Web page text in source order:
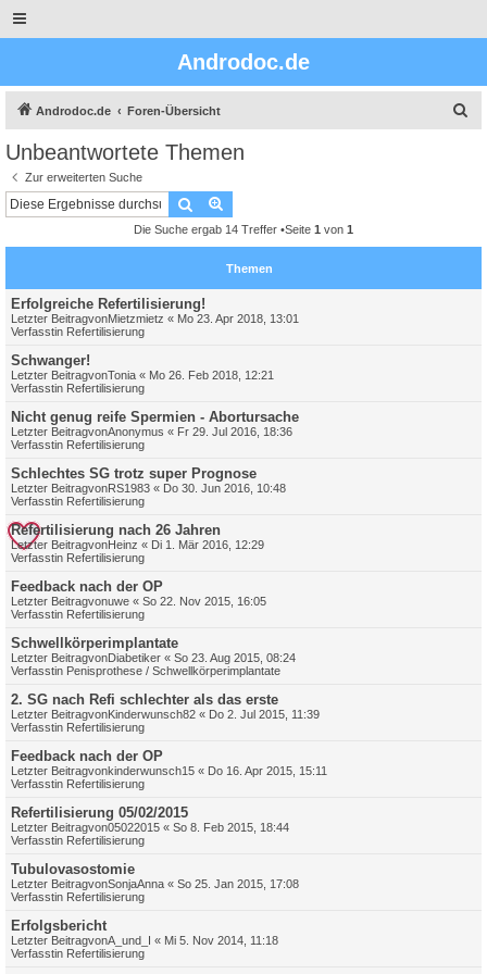
Androdoc.de
Androdoc.de Foren-Übersicht
Unbeantwortete Themen
Zur erweiterten Suche
Suche
Die Suche ergab 14 Treffer •Seite 1 von 1
Themen
Erfolgreiche Refertilisierung!
Letzter BeitragvonMietzmietz « Mo 23. Apr 2018, 13:01
Verfasstin Refertilisierung
Schwanger!
Letzter BeitragvonTonia « Mo 26. Feb 2018, 12:21
Verfasstin Refertilisierung
Nicht genug reife Spermien - Abortursache
Letzter BeitragvonAnonymus « Fr 29. Jul 2016, 18:36
Verfasstin Refertilisierung
Schlechtes SG trotz super Prognose
Letzter BeitragvonRS1983 « Do 30. Jun 2016, 10:48
Verfasstin Refertilisierung
Refertilisierung nach 26 Jahren
Letzter BeitragvonHeinz « Di 1. Mär 2016, 12:29
Verfasstin Refertilisierung
Feedback nach der OP
Letzter Beitragvonuwe « So 22. Nov 2015, 16:05
Verfasstin Refertilisierung
Schwellkörperimplantate
Letzter BeitragvonDiabetiker « So 23. Aug 2015, 08:24
Verfasstin Penisprothese / Schwellkörperimplantate
2. SG nach Refi schlechter als das erste
Letzter BeitragvonKinderwunsch82 « Do 2. Jul 2015, 11:39
Verfasstin Refertilisierung
Feedback nach der OP
Letzter Beitragvonkinderwunsch15 « Do 16. Apr 2015, 15:11
Verfasstin Refertilisierung
Refertilisierung 05/02/2015
Letzter Beitragvon05022015 « So 8. Feb 2015, 18:44
Verfasstin Refertilisierung
Tubulovasostomie
Letzter BeitragvonSonjaAnna « So 25. Jan 2015, 17:08
Verfasstin Refertilisierung
Erfolgsbericht
Letzter BeitragvonA_und_I « Mi 5. Nov 2014, 11:18
Verfasstin Refertilisierung